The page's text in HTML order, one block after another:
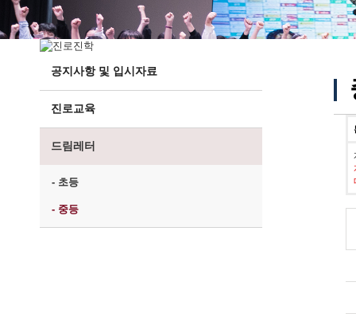
전경사진
공지사항 및 입시자료
진로교육
드림레터
- 초등
- 중등